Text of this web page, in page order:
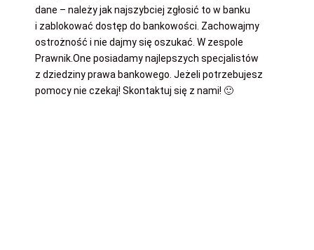
dane – należy jak najszybciej zgłosić to w banku
i zablokować dostęp do bankowości. Zachowajmy
ostrożność i nie dajmy się oszukać. W zespole
Prawnik.One posiadamy najlepszych specjalistów
z dziedziny prawa bankowego. Jeżeli potrzebujesz
pomocy nie czekaj! Skontaktuj się z nami! 🙂